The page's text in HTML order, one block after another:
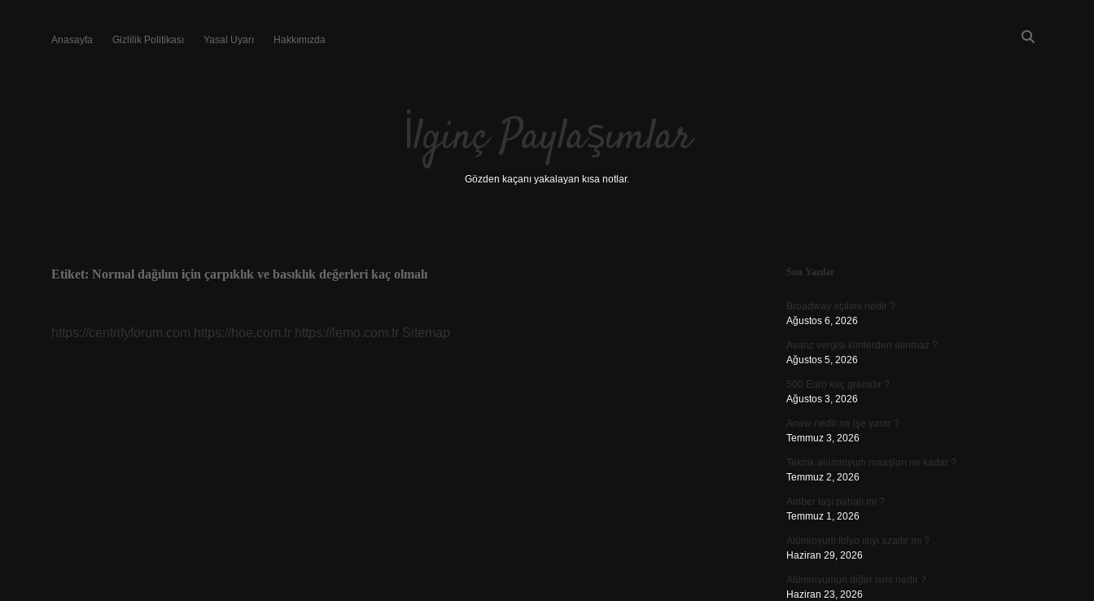
Anasayfa Gizlilik Politikası Yasal Uyarı Hakkımızda
İlginç Paylaşımlar
Gözden kaçanı yakalayan kısa notlar.
Etiket: Normal dağılım için çarpıklık ve basıklık değerleri kaç olmalı
https://centrifyforum.com https://hoe.com.tr https://lemo.com.tr Sitemap
Sidebar
Son Yazılar
Broadway açılımı nedir ?
Ağustos 6, 2026
Avarız vergisi kimlerden alınmaz ?
Ağustos 5, 2026
500 Euro kaç gramdır ?
Ağustos 3, 2026
Anew nedir ne işe yarar ?
Temmuz 3, 2026
Teknik alüminyum maaşları ne kadar ?
Temmuz 2, 2026
Amber taşı pahalı mı ?
Temmuz 1, 2026
Alüminyum folyo ısıyı azaltır mı ?
Haziran 29, 2026
Alüminyumun diğer ismi nedir ?
Haziran 23, 2026